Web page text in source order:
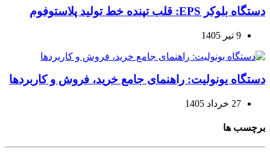
دستگاه بلوکر EPS: قلب تپنده خط تولید پلاستوفوم
9 تیر 1405
دستگاه یونولیت: راهنمای جامع خرید، فروش و کاربردها
27 خرداد 1405
برچسب ها